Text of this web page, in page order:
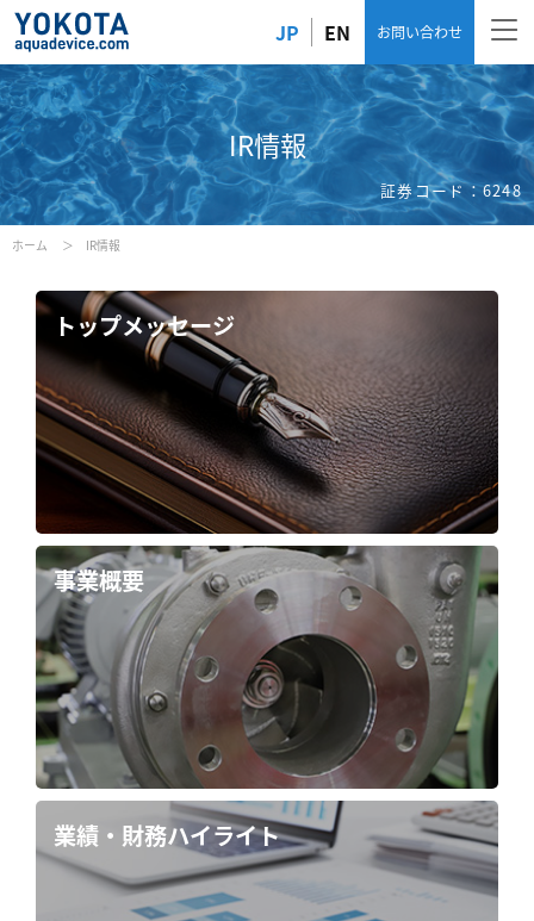
JP EN お問い合わせ
IR情報
証券コード：6248
ホーム IR情報
トップメッセージ
事業概要
業績・財務ハイライト